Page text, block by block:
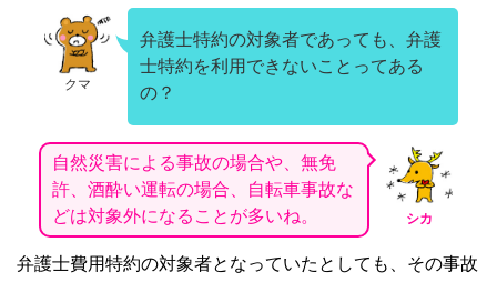
クマ
弁護士特約の対象者であっても、弁護
士特約を利用できないことってある
の？
シカ
自然災害による事故の場合や、無免
許、酒酔い運転の場合、自転車事故な
どは対象外になることが多いね。
弁護士費用特約の対象者となっていたとしても、その事故